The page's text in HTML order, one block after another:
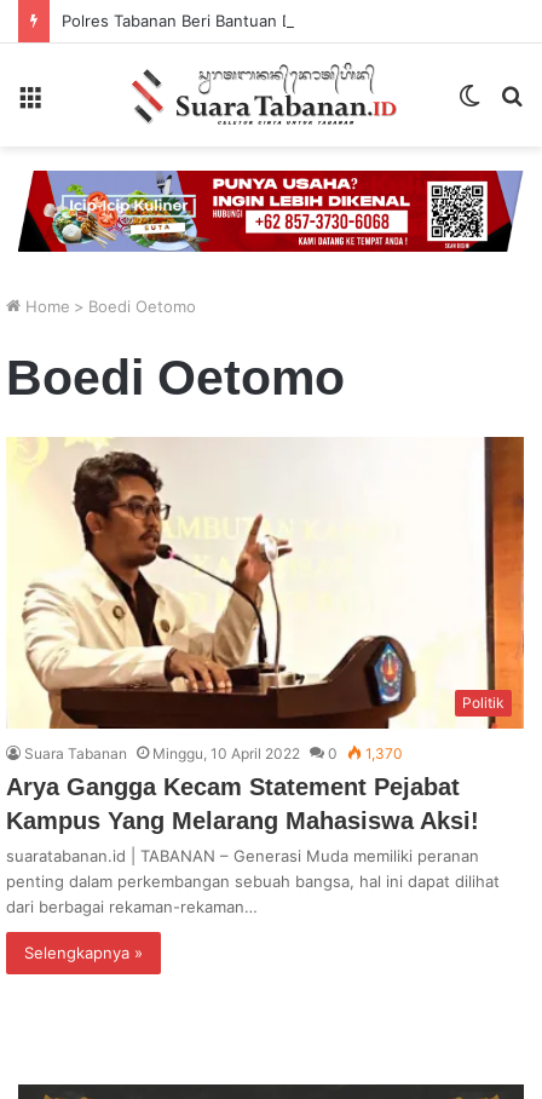
Switch
Home > Boedi Oetomo
Boedi Oetomo
Politik
Suara Tabanan Minggu, 10 April 2022 0 1,370
Arya Gangga Kecam Statement Pejabat
Kampus Yang Melarang Mahasiswa Aksi!
suaratabanan.id | TABANAN – Generasi Muda memiliki peranan
penting dalam perkembangan sebuah bangsa, hal ini dapat dilihat
dari berbagai rekaman-rekaman…
Selengkapnya »